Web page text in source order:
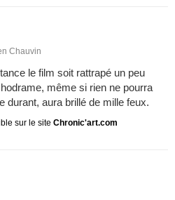
Chauvin
le film soit rattrapé un peu
même si rien ne pourra
durant, aura brillé de mille feux.
sur le site Chronic'art.com